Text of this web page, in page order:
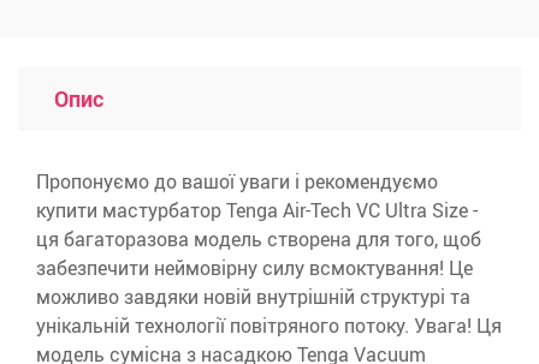
Опис
Пропонуємо до вашої уваги і рекомендуємо
купити мастурбатор Tenga Air-Tech VC Ultra Size -
ця багаторазова модель створена для того, щоб
забезпечити неймовірну силу всмоктування! Це
можливо завдяки новій внутрішній структурі та
унікальній технології повітряного потоку. Увага! Ця
модель сумісна з насадкою Tenga Vacuum